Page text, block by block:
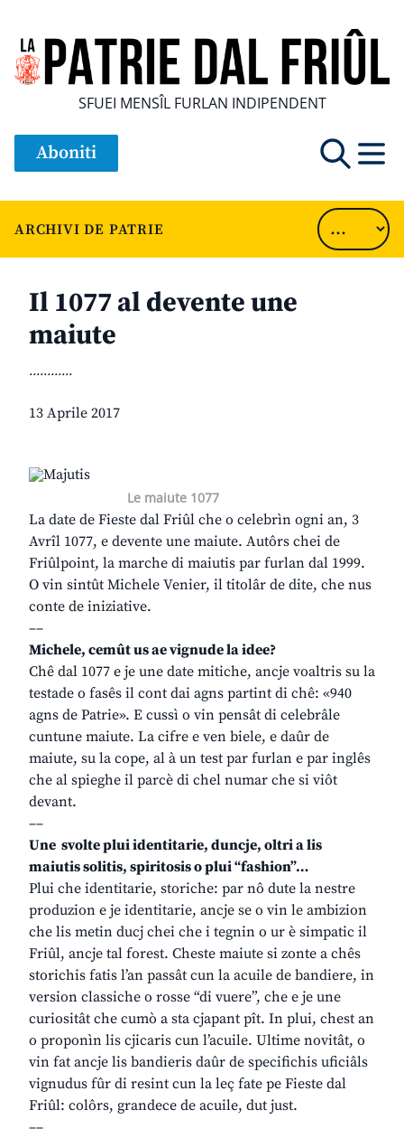
SFUEI MENSÎL FURLAN INDIPENDENT
Aboniti
ARCHIVI DE PATRIE
Il 1077 al devente une
maiute
............
13 Aprile 2017
Le maiute 1077
La date de Fieste dal Friûl che o celebrìn ogni an, 3
Avrîl 1077, e devente une maiute. Autôrs chei de
Friûlpoint, la marche di maiutis par furlan dal 1999.
O vin sintût Michele Venier, il titolâr de dite, che nus
conte de iniziative.
––
Michele, cemût us ae vignude la idee?
Chê dal 1077 e je une date mitiche, ancje voaltris su la
testade o fasês il cont dai agns partint di chê: «940
agns de Patrie». E cussì o vin pensât di celebrâle
cuntune maiute. La cifre e ven biele, e daûr de
maiute, su la cope, al à un test par furlan e par inglês
che al spieghe il parcè di chel numar che si viôt
devant.
––
Une svolte plui identitarie, duncje, oltri a lis
maiutis solitis, spiritosis o plui “fashion”…
Plui che identitarie, storiche: par nô dute la nestre
produzion e je identitarie, ancje se o vin le ambizion
che lis metin ducj chei che i tegnin o ur è simpatic il
Friûl, ancje tal forest. Cheste maiute si zonte a chês
storichis fatis l’an passât cun la acuile de bandiere, in
version classiche o rosse “di vuere”, che e je une
curiositât che cumò a sta cjapant pît. In plui, chest an
o proponìn lis cjicaris cun l’acuile. Ultime novitât, o
vin fat ancje lis bandieris daûr de specifichis uficiâls
vignudus fûr di resint cun la leç fate pe Fieste dal
Friûl: colôrs, grandece de acuile, dut just.
––